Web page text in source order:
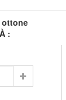
ottone
: